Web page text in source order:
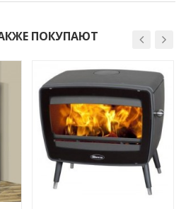
ПОКУПАЮТ